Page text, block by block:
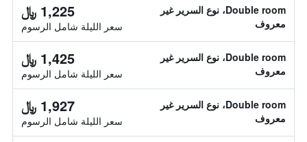
Double room، نوع السرير غير
معروف
1,225 ﷼
سعر الليلة شامل الرسوم
Double room، نوع السرير غير
معروف
1,425 ﷼
سعر الليلة شامل الرسوم
Double room، نوع السرير غير
معروف
1,927 ﷼
سعر الليلة شامل الرسوم